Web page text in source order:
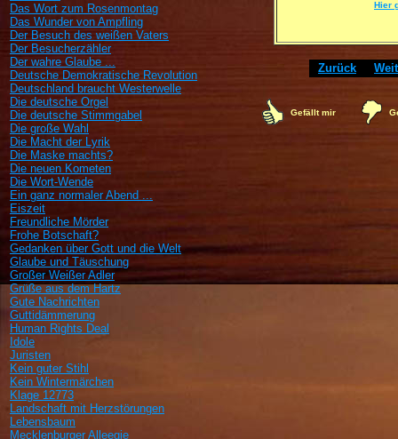
Das Wort zum Rosenmontag
Das Wunder von Ampfling
Der Besuch des weißen Vaters
Der Besucherzähler
Der wahre Glaube ...
Deutsche Demokratische Revolution
Deutschland braucht Westerwelle
Die deutsche Orgel
Die deutsche Stimmgabel
Die große Wahl
Die Macht der Lyrik
Die Maske machts?
Die neuen Kometen
Die Wort-Wende
Ein ganz normaler Abend ...
Eiszeit
Freundliche Mörder
Frohe Botschaft?
Gedanken über Gott und die Welt
Glaube und Täuschung
Großer Weißer Adler
Grüße aus dem Hartz
Gute Nachrichten
Guttidämmerung
Human Rights Deal
Idole
Juristen
Kein guter Stihl
Kein Wintermärchen
Klage 12773
Landschaft mit Herzstörungen
Lebensbaum
Mecklenburger Alleegie
Hier
Zurück
Gefällt mir